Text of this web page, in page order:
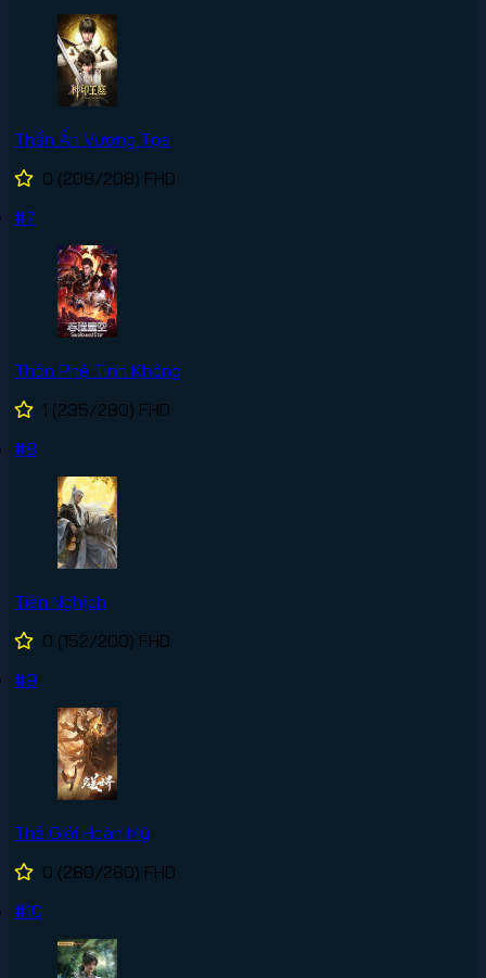
Thần Ấn Vương Tọa
0 (208/208) FHD
#7
Thôn Phệ Tinh Không
1 (235/280) FHD
#8
Tiên Nghịch
0 (152/200) FHD
#9
Thế Giới Hoàn Mỹ
0 (280/280) FHD
#10